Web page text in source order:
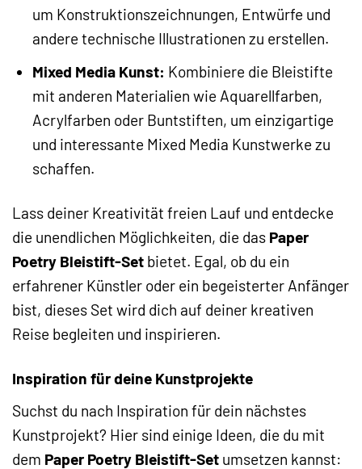
um Konstruktionszeichnungen, Entwürfe und
andere technische Illustrationen zu erstellen.
Mixed Media Kunst: Kombiniere die Bleistifte
mit anderen Materialien wie Aquarellfarben,
Acrylfarben oder Buntstiften, um einzigartige
und interessante Mixed Media Kunstwerke zu
schaffen.
Lass deiner Kreativität freien Lauf und entdecke
die unendlichen Möglichkeiten, die das Paper
Poetry Bleistift-Set bietet. Egal, ob du ein
erfahrener Künstler oder ein begeisterter Anfänger
bist, dieses Set wird dich auf deiner kreativen
Reise begleiten und inspirieren.
Inspiration für deine Kunstprojekte
Suchst du nach Inspiration für dein nächstes
Kunstprojekt? Hier sind einige Ideen, die du mit
dem Paper Poetry Bleistift-Set umsetzen kannst: